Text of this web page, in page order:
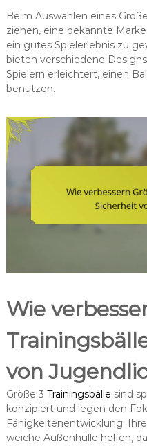
Beim Auswählen eines
ziehen, eine bekannte
ein gutes Spielerlebnis zu
bieten verschiedene
Spielern erleichtert, einen
benutzen.
Wie
von
Größe 3 Trainingsbälle sind
konzipiert und legen den
Fähigkeitenentwicklung.
weiche Außenhülle helfen,